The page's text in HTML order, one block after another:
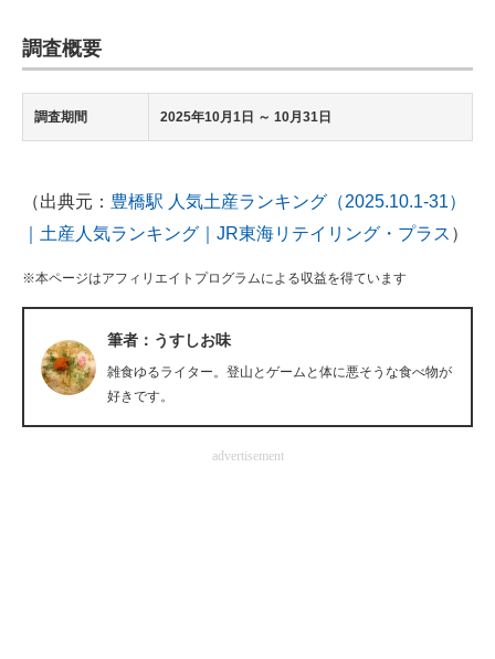
調査概要
調査期間 2025年10月1日 ～ 10月31日
（出典元： 豊橋駅 人気土産ランキング（2025.10.1-31）
｜土産人気ランキング｜JR東海リテイリング・プラス ）
※本ページはアフィリエイトプログラムによる収益を得ています
筆者：うすしお味
雑食ゆるライター。登山とゲームと体に悪そうな食べ物が
好きです。
advertisement